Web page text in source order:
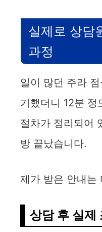
실제로 상담
과정
일이 많던 주라
기했더니 12분 정
절차가 정리되어
방 끝났습니다.
제가 받은 안내는
상담 후 실제